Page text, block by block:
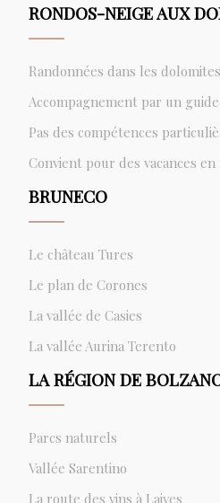
RONDOS-NEIGE AUX
Randonnées dans les dolomites
Accompagnement par un guide
Pas des compétences
Convient pour des vacances
BRUNECO
Le château Tures
Le plan de Corones
La vallée de Casies
La vallée Aurina Terento
LA RÉGION DE
Parcs naturels
Vallée Sarentino
La route des vins à Laives